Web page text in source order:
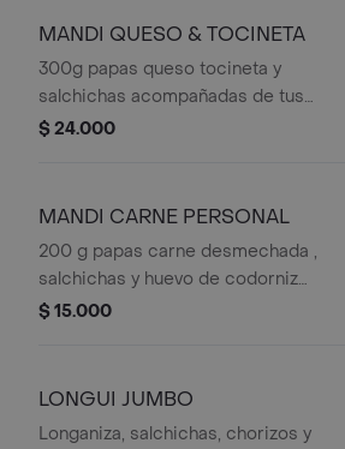
MANDI QUESO & TOCINETA
300g papas queso tocineta y
salchichas acompañadas de tus
salsas favoritas
$ 24.000
MANDI CARNE PERSONAL
200 g papas carne desmechada ,
salchichas y huevo de codorniz
acompañada de tus salsas favoritas
$ 15.000
LONGUI JUMBO
Longaniza, salchichas, chorizos y